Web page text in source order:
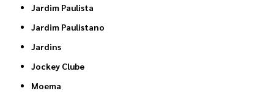
Jardim Paulista
Jardim Paulistano
Jardins
Jockey Clube
Moema